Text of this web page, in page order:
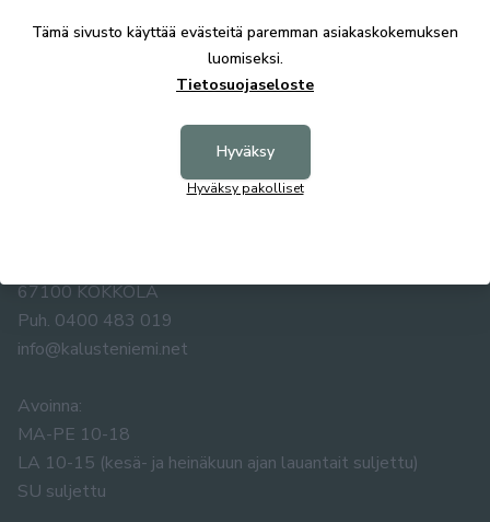
67100 KOKKOLA
Puh. 0400 483 019
info@kalusteniemi.net
Avoinna:
MA-PE 10-18
LA 10-15 (kesä- ja heinäkuun ajan lauantait suljettu)
SU suljettu
Tämä sivusto käyttää evästeitä paremman asiakaskokemuksen
luomiseksi.
Tietosuojaseloste
Hyväksy
Hyväksy pakolliset